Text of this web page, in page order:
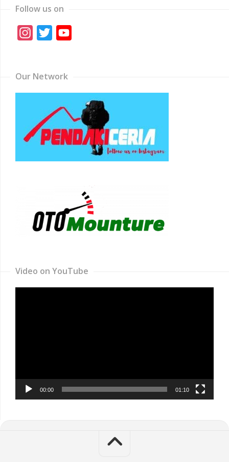
Follow us on
Instagram
Twitter
Our Network
Video on YouTube
00:00 01:10